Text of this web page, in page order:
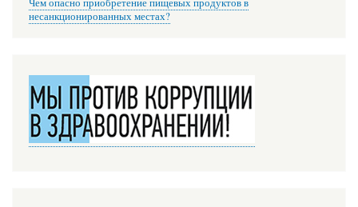
Чем опасно приобретение пищевых продуктов в
несанкционированных местах?